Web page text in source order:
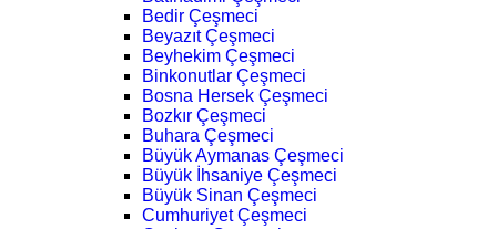
Bedir Çeşmeci
Beyazıt Çeşmeci
Beyhekim Çeşmeci
Binkonutlar Çeşmeci
Bosna Hersek Çeşmeci
Bozkır Çeşmeci
Buhara Çeşmeci
Büyük Aymanas Çeşmeci
Büyük İhsaniye Çeşmeci
Büyük Sinan Çeşmeci
Cumhuriyet Çeşmeci